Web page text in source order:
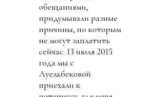
обещаниями,
придумывали разные
причины, по которым
не могут заплатить
сейчас. 13 июля 2015
года мы с
Ауельбековой
приехали к